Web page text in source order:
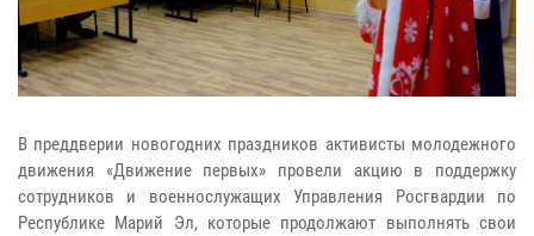
В преддверии новогодних праздников активисты молодежного
движения «Движение первых» провели акцию в поддержку
сотрудников и военнослужащих Управления Росгвардии по
Республике Марий Эл, которые продолжают выполнять свои